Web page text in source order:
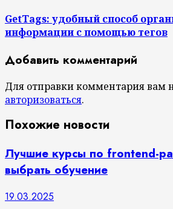
GetTags: удобный способ
информации с помощью тегов
Добавить комментарий
Для отправки комментария вам
авторизоваться.
Похожие новости
Лучшие курсы по frontend-
выбрать обучение
19.03.2025